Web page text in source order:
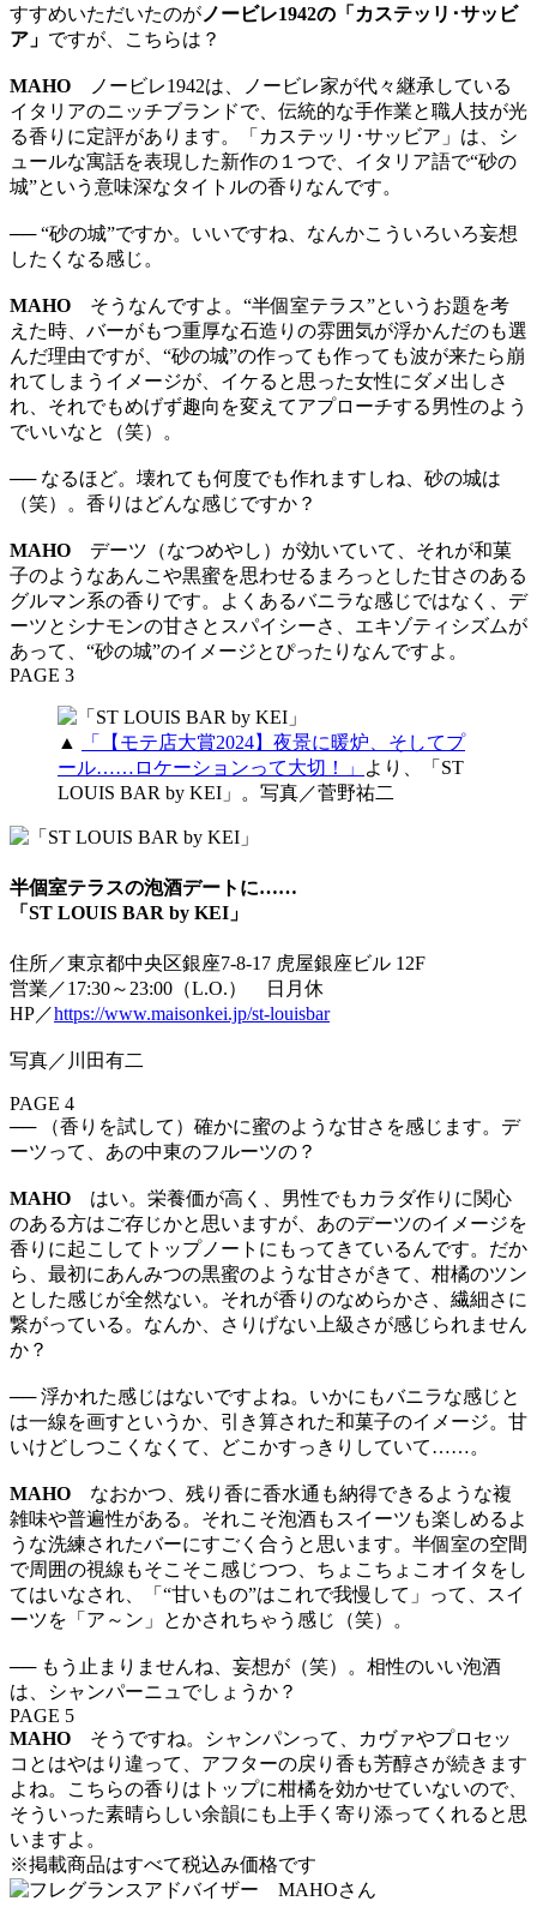
すすめいただいたのが ノービレ1942の「カステッリ･サッビ
ア」 ですが、こちらは？
MAHO ノービレ1942は、ノービレ家が代々継承している
イタリアのニッチブランドで、伝統的な手作業と職人技が光
る香りに定評があります。「カステッリ･サッビア」は、シ
ュールな寓話を表現した新作の１つで、イタリア語で“砂の
城”という意味深なタイトルの香りなんです。
── “砂の城”ですか。いいですね、なんかこういろいろ妄想
したくなる感じ。
MAHO そうなんですよ。“半個室テラス”というお題を考
えた時、バーがもつ重厚な石造りの雰囲気が浮かんだのも選
んだ理由ですが、“砂の城”の作っても作っても波が来たら崩
れてしまうイメージが、イケると思った女性にダメ出しさ
れ、それでもめげず趣向を変えてアプローチする男性のよう
でいいなと（笑）。
── なるほど。壊れても何度でも作れますしね、砂の城は
（笑）。香りはどんな感じですか？
MAHO デーツ（なつめやし）が効いていて、それが和菓
子のようなあんこや黒蜜を思わせるまろっとした甘さのある
グルマン系の香りです。よくあるバニラな感じではなく、デ
ーツとシナモンの甘さとスパイシーさ、エキゾティシズムが
あって、“砂の城”のイメージとぴったりなんですよ。
PAGE 3
▲
「【モテ店大賞2024】夜景に暖炉、そしてプ
ール……ロケーションって大切！」
より、「ST
LOUIS BAR by KEI」。写真／菅野祐二
半個室テラスの泡酒デートに……
「ST LOUIS BAR by KEI」
住所／東京都中央区銀座7-8-17 虎屋銀座ビル 12F
営業／17:30～23:00（L.O.） 日月休
HP／https://www.maisonkei.jp/st-louisbar
写真／川田有二
PAGE 4
── （香りを試して）確かに蜜のような甘さを感じます。デ
ーツって、あの中東のフルーツの？
MAHO はい。栄養価が高く、男性でもカラダ作りに関心
のある方はご存じかと思いますが、あのデーツのイメージを
香りに起こしてトップノートにもってきているんです。だか
ら、最初にあんみつの黒蜜のような甘さがきて、柑橘のツン
とした感じが全然ない。それが香りのなめらかさ、繊細さに
繋がっている。なんか、さりげない上級さが感じられません
か？
── 浮かれた感じはないですよね。いかにもバニラな感じと
は一線を画すというか、引き算された和菓子のイメージ。甘
いけどしつこくなくて、どこかすっきりしていて……。
MAHO なおかつ、残り香に香水通も納得できるような複
雑味や普遍性がある。それこそ泡酒もスイーツも楽しめるよ
うな洗練されたバーにすごく合うと思います。半個室の空間
で周囲の視線もそこそこ感じつつ、ちょこちょこオイタをし
てはいなされ、「“甘いもの”はこれで我慢して」って、スイ
ーツを「ア～ン」とかされちゃう感じ（笑）。
── もう止まりませんね、妄想が（笑）。相性のいい泡酒
は、シャンパーニュでしょうか？
PAGE 5
MAHO そうですね。シャンパンって、カヴァやプロセッ
コとはやはり違って、アフターの戻り香も芳醇さが続きます
よね。こちらの香りはトップに柑橘を効かせていないので、
そういった素晴らしい余韻にも上手く寄り添ってくれると思
いますよ。
※掲載商品はすべて税込み価格です